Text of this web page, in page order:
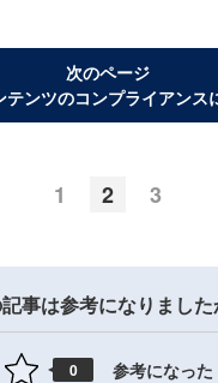
次のページ
テンツのコンプライアンス
1 2 3
事は参考になりました
0 参考になった